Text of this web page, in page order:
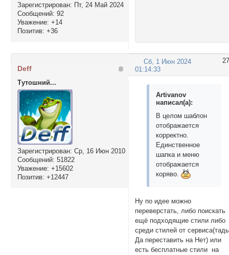
Зарегистрирован: Пт, 24 Май 2024
Сообщений: 92
Уважение: +14
Позитив: +36
27
Сб, 1 Июн 2024
01:14:33
Deff
Тутошний...
Зарегистрирован: Ср, 16 Июн 2010
Сообщений: 51822
Уважение: +15602
Позитив: +12447
Artivanov
написал(а):
В целом шаблон
отображается
корректно.
Единственное
шапка и меню
отображается
коряво.
Ну по идее можно
переверстать, либо поискать
ещё подходящие стили либо
среди стилей от
Да переставить на Нет) или
есть бесплатные стили на